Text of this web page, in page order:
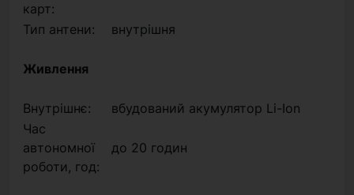
карт:
Тип антени: внутрішня
Живлення
Внутрішнє:
вбудований акумулятор Li-Ion
Час
автономної
роботи, год:
до 20 годин